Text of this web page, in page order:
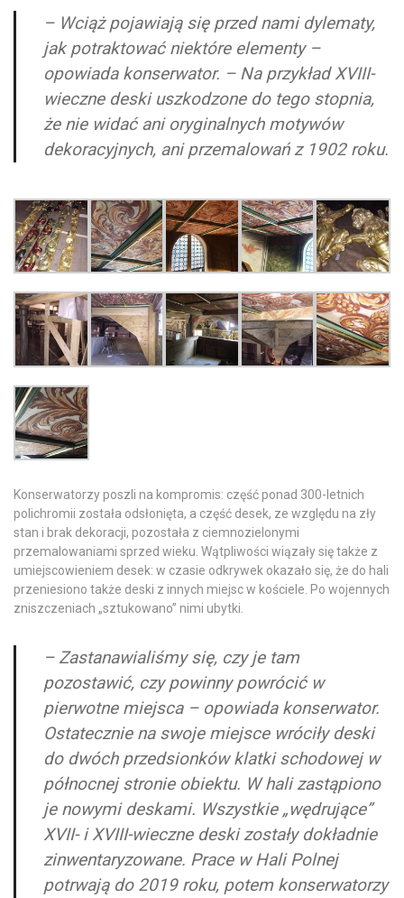
– Wciąż pojawiają się przed nami dylematy,
jak potraktować niektóre elementy –
opowiada konserwator. – Na przykład XVIII-
wieczne deski uszkodzone do tego stopnia,
że nie widać ani oryginalnych motywów
dekoracyjnych, ani przemalowań z 1902 roku.
Konserwatorzy poszli na kompromis: część ponad 300-letnich
polichromii została odsłonięta, a część desek, ze względu na zły
stan i brak dekoracji, pozostała z ciemnozielonymi
przemalowaniami sprzed wieku. Wątpliwości wiązały się także z
umiejscowieniem desek: w czasie odkrywek okazało się, że do hali
przeniesiono także deski z innych miejsc w kościele. Po wojennych
zniszczeniach „sztukowano” nimi ubytki.
– Zastanawialiśmy się, czy je tam
pozostawić, czy powinny powrócić w
pierwotne miejsca – opowiada konserwator.
Ostatecznie na swoje miejsce wróciły deski
do dwóch przedsionków klatki schodowej w
północnej stronie obiektu. W hali zastąpiono
je nowymi deskami. Wszystkie „wędrujące”
XVII- i XVIII-wieczne deski zostały dokładnie
zinwentaryzowane. Prace w Hali Polnej
potrwają do 2019 roku, potem konserwatorzy